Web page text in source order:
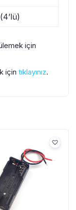
için
için tıklayınız.